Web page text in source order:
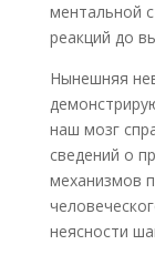
ментальной
реакций до
Нынешняя
наш мозг
сведений о
механизмов
неясности